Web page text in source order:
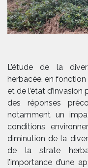
L’étude de la
herbacée, en
et de l’état d’invasion
des réponses
notamment un
conditions
diminution de la
de la strate
l’importance d’une